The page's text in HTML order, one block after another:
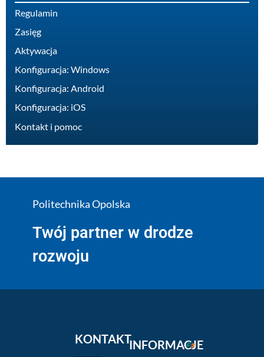
Regulamin
Zasięg
Aktywacja
Konfiguracja: Windows
Konfiguracja: Android
Konfiguracja: iOS
Kontakt i pomoc
Politechnika Opolska
Twój partner w drodze
rozwoju
KONTAKTINFORMACJE